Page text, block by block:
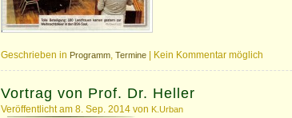
Geschrieben in Programm Termine | Kein Kommentar möglich
Vortrag von Prof. Dr. Heller
Veröffentlicht am 8. Sep. 2014 von K.Urban